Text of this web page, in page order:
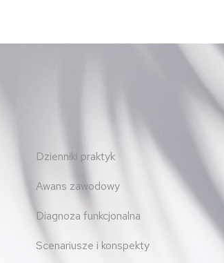
Dzienniki praktyk
Awans zawodowy
Diagnoza funkcjonalna
Scenariusze i konspekty